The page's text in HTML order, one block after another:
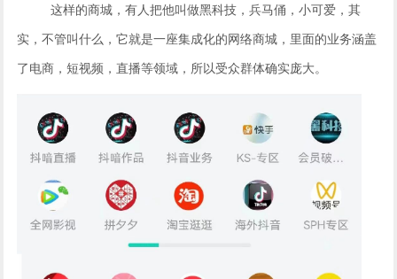
这样的商城，有人把他叫做黑科技，兵马俑，小可爱，其
实，不管叫什么，它就是一座集成化的网络商城，里面的业务涵盖
了电商，短视频，直播等领域，所以受众群体确实庞大。